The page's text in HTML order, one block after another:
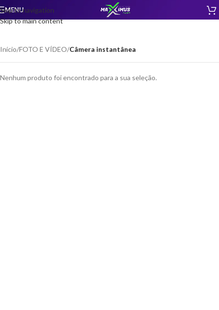
Skip to navigation
Skip to main content
MENU
Início/FOTO E VÍDEO/Câmera instantânea
Nenhum produto foi encontrado para a sua seleção.